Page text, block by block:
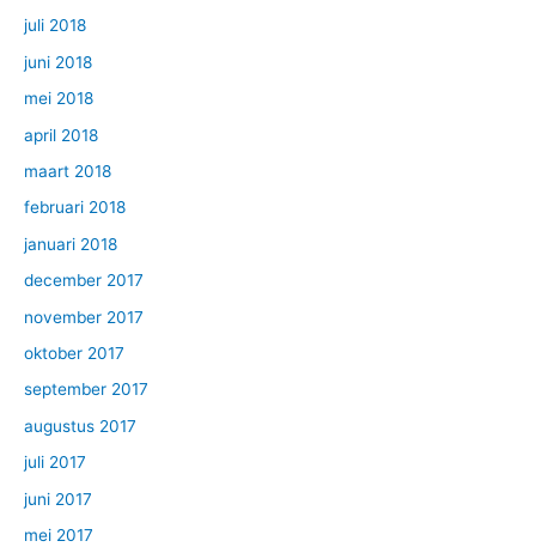
juli 2018
juni 2018
mei 2018
april 2018
maart 2018
februari 2018
januari 2018
december 2017
november 2017
oktober 2017
september 2017
augustus 2017
juli 2017
juni 2017
mei 2017